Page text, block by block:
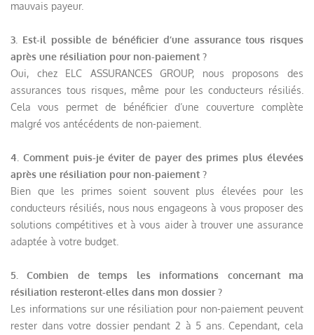
mauvais payeur.
3. Est-il possible de bénéficier d’une assurance tous risques
après une résiliation pour non-paiement ?
Oui, chez ELC ASSURANCES GROUP, nous proposons des
assurances tous risques, même pour les conducteurs résiliés.
Cela vous permet de bénéficier d’une couverture complète
malgré vos antécédents de non-paiement.
4. Comment puis-je éviter de payer des primes plus élevées
après une résiliation pour non-paiement ?
Bien que les primes soient souvent plus élevées pour les
conducteurs résiliés, nous nous engageons à vous proposer des
solutions compétitives et à vous aider à trouver une assurance
adaptée à votre budget.
5. Combien de temps les informations concernant ma
résiliation resteront-elles dans mon dossier ?
Les informations sur une résiliation pour non-paiement peuvent
rester dans votre dossier pendant 2 à 5 ans. Cependant, cela